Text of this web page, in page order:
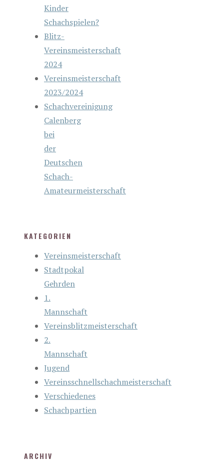
Kinder
Schachspielen?
Blitz-
Vereinsmeisterschaft
2024
Vereinsmeisterschaft
2023/2024
Schachvereinigung
Calenberg
bei
der
Deutschen
Schach-
Amateurmeisterschaft
KATEGORIEN
Vereinsmeisterschaft
Stadtpokal
Gehrden
1.
Mannschaft
Vereinsblitzmeisterschaft
2.
Mannschaft
Jugend
Vereinsschnellschachmeisterschaft
Verschiedenes
Schachpartien
ARCHIV